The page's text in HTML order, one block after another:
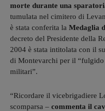
morte durante una
tumulata nel cimitero di
è stata conferita la Medaglia
decreto del Presidente della
2004 è stata intitolata con il
di Montevarchi per il
militari”.
“Ricordare il vicebrigadiere
scomparsa – commenta il